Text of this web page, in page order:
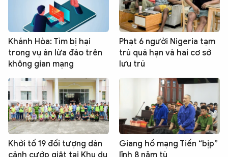
Khánh Hòa: Tìm bị hại
trong vụ án lừa đảo trên
không gian mạng
Phạt 6 người Nigeria tạm
trú quá hạn và hai cơ sở
lưu trú
Khởi tố 19 đối tượng dàn
Giang hồ mạng Tiến “bịp”